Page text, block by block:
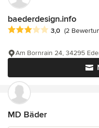
baederdesign.info
Durchschnittliche
3,0 (2
Am Bornrain 24, 34295
MD Bäder